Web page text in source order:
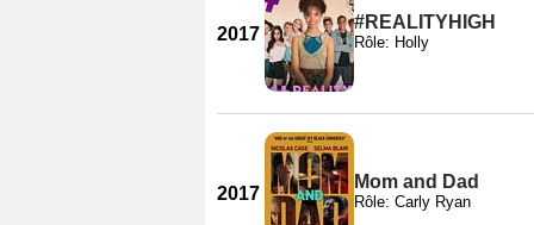
2017
#REALITYHIGH
Rôle: Holly
2017
Mom and Dad
Rôle: Carly Ryan